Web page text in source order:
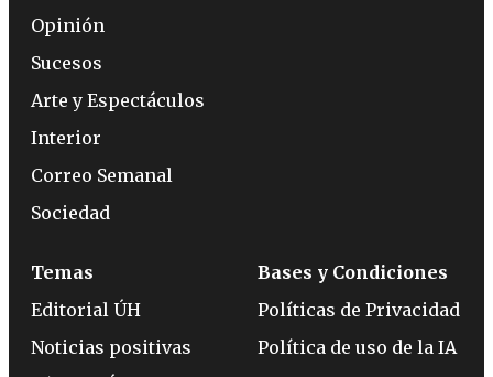
Opinión
Sucesos
Arte y Espectáculos
Interior
Correo Semanal
Sociedad
Temas
Editorial ÚH
Noticias positivas
Bases y Condiciones
Políticas de Privacidad
Política de uso de la IA